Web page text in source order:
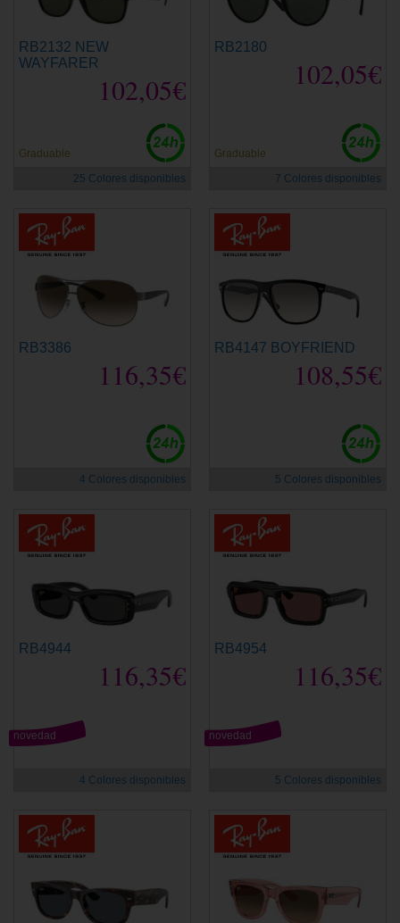
RB2132 NEW
WAYFARER
102,05€
Graduable
25 Colores disponibles
RB2180
102,05€
Graduable
7 Colores disponibles
RB3386
116,35€
4 Colores disponibles
RB4147 BOYFRIEND
108,55€
5 Colores disponibles
RB4944
116,35€
novedad
4 Colores disponibles
RB4954
116,35€
novedad
5 Colores disponibles